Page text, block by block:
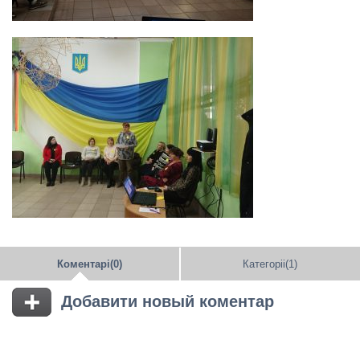
Коментарі(0) Категоріі(1)
Добавити новый коментар